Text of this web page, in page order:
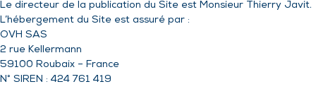
Le directeur de la publication du Site est Monsieur Thierry Javit.
L’hébergement du Site est assuré par :
OVH SAS
2 rue Kellermann
59100 Roubaix – France
N° SIREN : 424 761 419